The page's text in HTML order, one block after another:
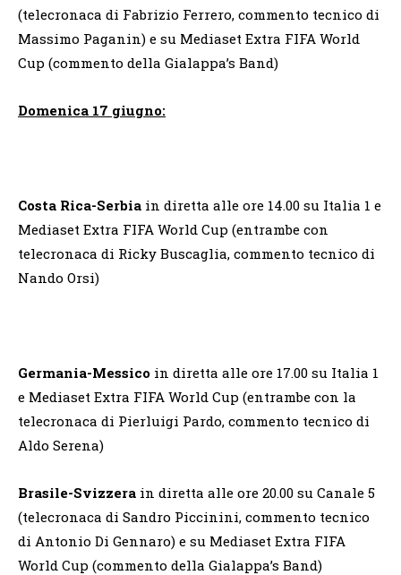
(telecronaca di Fabrizio Ferrero, commento tecnico di
Massimo Paganin) e su Mediaset Extra FIFA World
Cup (commento della Gialappa’s Band)
Domenica 17 giugno:
Costa Rica-Serbia in diretta alle ore 14.00 su Italia 1 e
Mediaset Extra FIFA World Cup (entrambe con
telecronaca di Ricky Buscaglia, commento tecnico di
Nando Orsi)
Germania-Messico in diretta alle ore 17.00 su Italia 1
e Mediaset Extra FIFA World Cup (entrambe con la
telecronaca di Pierluigi Pardo, commento tecnico di
Aldo Serena)
Brasile-Svizzera in diretta alle ore 20.00 su Canale 5
(telecronaca di Sandro Piccinini, commento tecnico
di Antonio Di Gennaro) e su Mediaset Extra FIFA
World Cup (commento della Gialappa’s Band)